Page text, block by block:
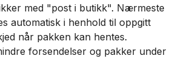
med "post i butikk". Nærmeste
automatisk i henhold til oppgitt
når pakken kan hentes.
forsendelser og pakker under